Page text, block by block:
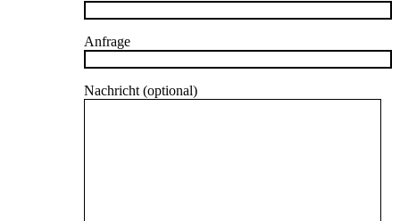
Anfrage
Nachricht (optional)